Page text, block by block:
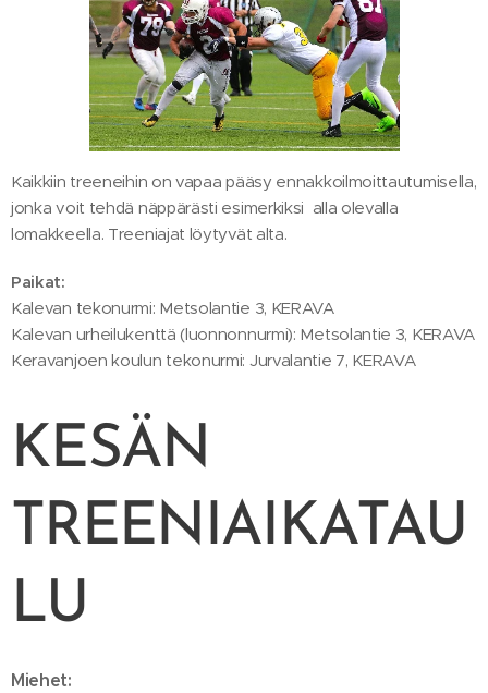
Kaikkiin treeneihin on vapaa pääsy ennakkoilmoittautumisella,
jonka voit tehdä näppärästi esimerkiksi alla olevalla
lomakkeella. Treeniajat löytyvät alta.
Paikat:
Kalevan tekonurmi: Metsolantie 3, KERAVA
Kalevan urheilukenttä (luonnonnurmi): Metsolantie 3, KERAVA
Keravanjoen koulun tekonurmi: Jurvalantie 7, KERAVA
KESÄN
TREENIAIKATAU
LU
Miehet: